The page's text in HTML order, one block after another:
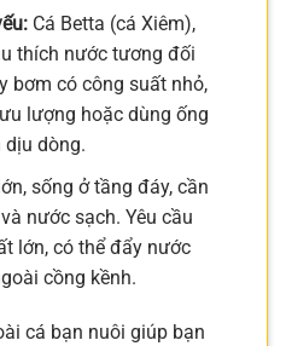
Cá Betta (cá Xiêm),
thích nước tương đối
bơm có công suất nhỏ,
lượng hoặc dùng ống
dịu dòng.
sống ở tầng đáy, cần
nước sạch. Yêu cầu
lớn, có thể đẩy nước
cồng kềnh.
cá bạn nuôi giúp bạn